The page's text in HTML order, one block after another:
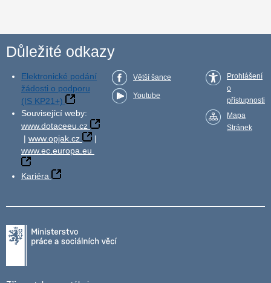
Důležité odkazy
Elektronické podání
žádosti o podporu
(IS KP21+)
Související weby:
www.dotaceeu.cz
| www.opjak.cz
|
www.ec.europa.eu
Kariéra
Větší šance
Youtube
Prohlášení
o
přístupnosti
Mapa
Stránek